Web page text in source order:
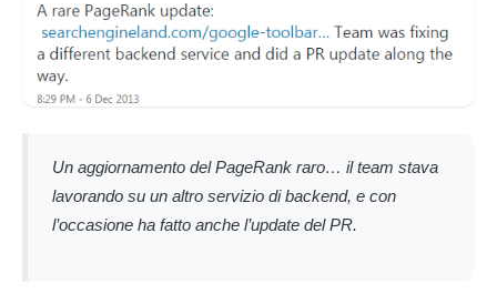
Un aggiornamento del PageRank raro… il team stava
lavorando su un altro servizio di backend, e con
l’occasione ha fatto anche l’update del PR.